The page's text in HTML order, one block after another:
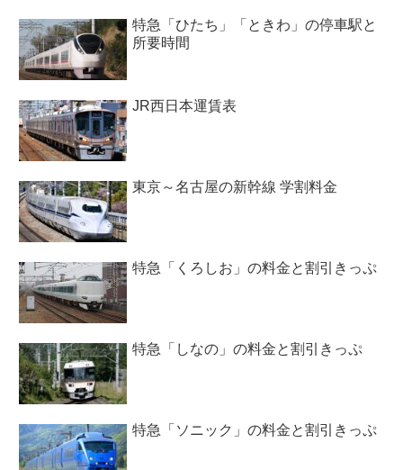
特急「ひたち」「ときわ」の停車駅と
所要時間
JR西日本運賃表
東京～名古屋の新幹線 学割料金
特急「くろしお」の料金と割引きっぷ
特急「しなの」の料金と割引きっぷ
特急「ソニック」の料金と割引きっぷ